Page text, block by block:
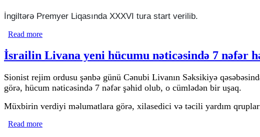
İngiltərə Premyer Liqasında XXXVI tura start verilib.
Read more
İsrailin Livana yeni hücumu nəticəsində 7 nəfər
Sionist rejim ordusu şənbə günü Cənubi Livanın Səksikiyə
görə, hücum nəticəsində 7 nəfər şəhid olub, o cümlədən bir uşaq.
Müxbirin verdiyi məlumatlara görə, xilasedici və təcili yardım
Read more